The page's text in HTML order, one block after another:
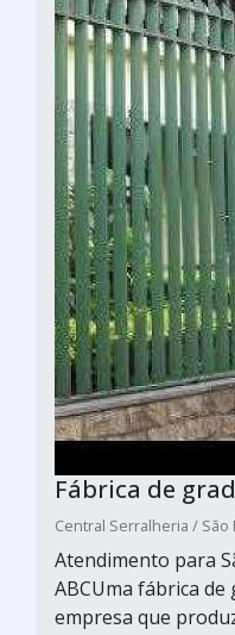
Fábrica de
Central Serralheria / São
Atendimento para
ABCUma fábrica
empresa que